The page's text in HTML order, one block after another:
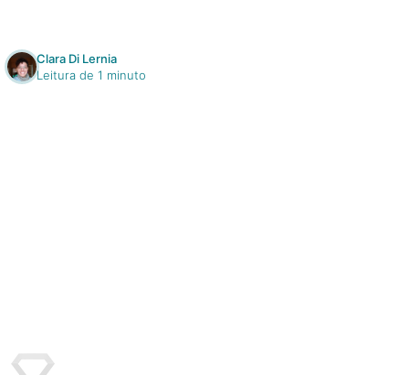
Clara Di Lernia
Leitura de 1 minuto